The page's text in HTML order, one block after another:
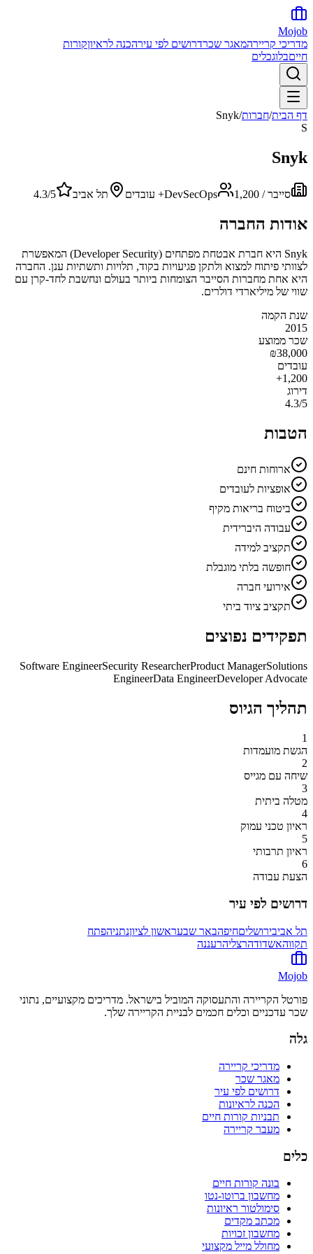
Mojob
מדריכי קריירהמאגר שכרדרושים לפי עירהכנה לראיוןקורות
חייםבלוגכלים
דף הבית/חברות/
Snyk
S
Snyk
סייבר / DevSecOps 1,200+ עובדים תל אביב 4.3/5
אודות החברה
Snyk היא חברת אבטחת מפתחים (Developer Security) המאפשרת
לצוותי פיתוח למצוא ולתקן פגיעויות בקוד, תלויות ותשתיות ענן. החברה
היא אחת מחברות הסייבר הצומחות ביותר בעולם ונחשבת לחד-קרן עם
שווי של מיליארדי דולרים.
שנת הקמה
2015
שכר ממוצע
₪38,000
עובדים
1,200+
דירוג
4.3/5
הטבות
ארוחות חינם
אופציות לעובדים
ביטוח בריאות מקיף
עבודה היברידית
תקציב למידה
חופשה בלתי מוגבלת
אירועי חברה
תקציב ציוד ביתי
תפקידים נפוצים
Software EngineerSecurity ResearcherProduct ManagerSolutions
EngineerData EngineerDeveloper Advocate
תהליך הגיוס
1
הגשת מועמדות
2
שיחה עם מגייס
3
מטלה ביתית
4
ראיון טכני עמוק
5
ראיון תרבותי
6
הצעת עבודה
דרושים לפי עיר
תל אביבירושליםחיפהבאר שבעראשון לציוןנתניהפתח
תקווהאשדודהרצליהרעננה
Mojob
פורטל הקריירה והתעסוקה המוביל בישראל. מדריכים מקצועיים, נתוני
שכר עדכניים וכלים חכמים לבניית הקריירה שלך.
גלה
מדריכי קריירה
מאגר שכר
דרושים לפי עיר
הכנה לראיונות
תבניות קורות חיים
מעבר קריירה
כלים
בונה קורות חיים
מחשבון ברוטו-נטו
סימולטור ראיונות
מכתב מקדים
מחשבון זכויות
מחולל מייל מקצועי